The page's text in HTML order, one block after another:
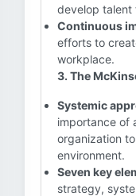
develop talent
Continuous
efforts to
workplace.
3. The
Systemic
importance of
organization
environment.
Seven key
strategy,